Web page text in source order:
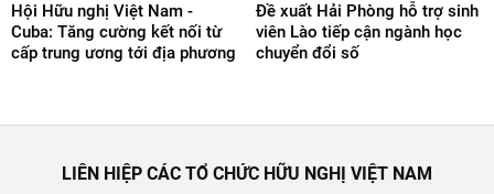
Hội Hữu nghị Việt Nam -
Cuba: Tăng cường kết nối từ
cấp trung ương tới địa phương
Đề xuất Hải Phòng hỗ trợ sinh
viên Lào tiếp cận ngành học
chuyển đổi số
LIÊN HIỆP CÁC TỔ CHỨC HỮU NGHỊ VIỆT NAM